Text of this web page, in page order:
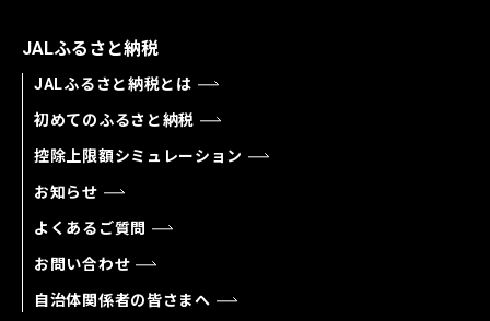
JALふるさと納税
JALふるさと納税とは
初めてのふるさと納税
控除上限額シミュレーション
お知らせ
よくあるご質問
お問い合わせ
自治体関係者の皆さまへ